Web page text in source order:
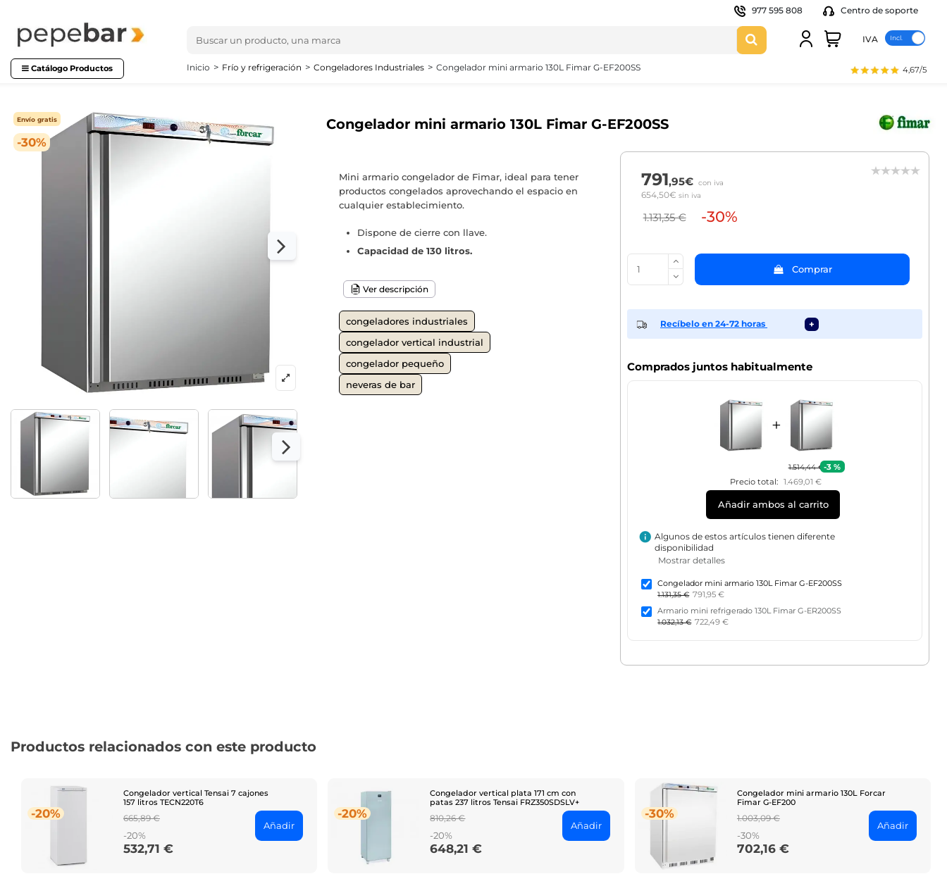
977 595 808 Centro de soporte
IVA
Catálogo Productos 4,67/5
Inicio Frío y refrigeración Congeladores Industriales Congelador mini armario 130L Fimar G-EF200SS
-30%
Envío gratis Congelador mini armario 130L Fimar G-EF200SS
Mini armario congelador de Fimar, ideal para tener
productos congelados aprovechando el espacio en
cualquier establecimiento.
Dispone de cierre con llave.
Capacidad de 130 litros.
Ver descripción
congeladores industriales
congelador vertical industrial
congelador pequeño
neveras de bar
791,95€ con iva
654,50€ sin iva
1.131,35 € -30%
Comprar
Recíbelo en 24-72 horas +
Comprados juntos habitualmente
+
1.514,44 € -3 %
Precio total: 1.469,01 €
Añadir ambos al carrito
info Algunos de estos artículos tienen diferente
disponibilidad
Mostrar detalles
Congelador mini armario 130L Fimar G-EF200SS
1.131,35 € 791,95 €
Armario mini refrigerado 130L Fimar G-ER200SS
1.032,13 € 722,49 €
Productos relacionados con este producto
-20%
Congelador vertical Tensai 7 cajones
157 litros TECN220T6
Regular
price
665,89 €
-20%
Price
532,71 €
Añadir
-20%
Congelador vertical plata 171 cm con
patas 237 litros Tensai FRZ350SDSLV+
Regular
price
810,26 €
-20%
Price
648,21 €
Añadir
-30%
Congelador mini armario 130L Forcar
Fimar G-EF200
Regular
price
1.003,09 €
-30%
Price
702,16 €
Añadir